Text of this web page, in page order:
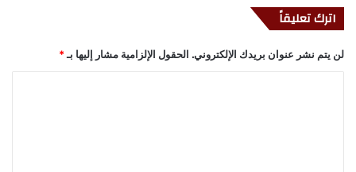
اترك تعليقاً
لن يتم نشر عنوان بريدك الإلكتروني. الحقول الإلزامية مشار إليها بـ*